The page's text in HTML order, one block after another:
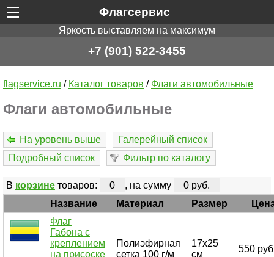
Флагсервис
Яркость выставляем на максимум
+7 (901) 522-3455
flagservice.ru / Каталог товаров / Флаги автомобильные
Флаги автомобильные
На уровень выше
Галерейный список
Подробный список
Фильтр по каталогу
В корзинетоваров: 0 , на сумму
0 руб.
Название
Материал Размер
Флаг
Габона с
креплением
на присоске
Полиэфирная
сетка 100 г/м
17х25
см
550